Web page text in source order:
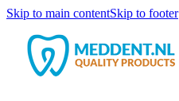
Skip to main contentSkip to footer